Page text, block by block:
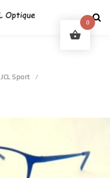
JCL Sport
0